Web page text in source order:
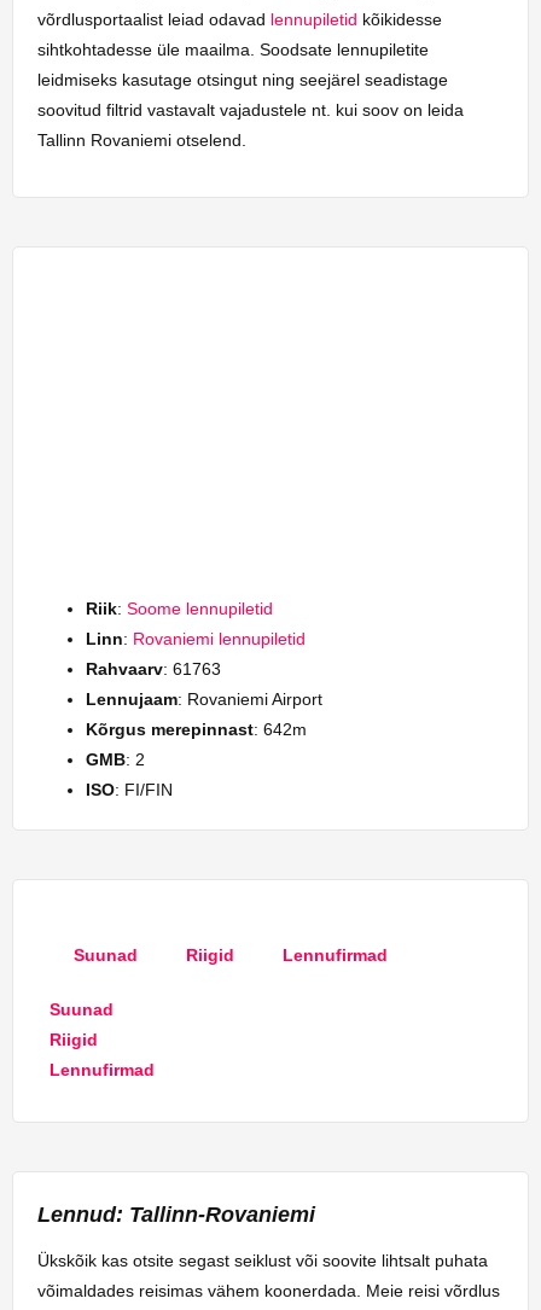
võrdlusportaalist leiad odavad lennupiletid kõikidesse
sihtkohtadesse üle maailma. Soodsate lennupiletite
leidmiseks kasutage otsingut ning seejärel seadistage
soovitud filtrid vastavalt vajadustele nt. kui soov on leida
Tallinn Rovaniemi otselend.
Riik: Soome lennupiletid
Linn: Rovaniemi lennupiletid
Rahvaarv: 61763
Lennujaam: Rovaniemi Airport
Kõrgus merepinnast: 642m
GMB: 2
ISO: FI/FIN
Suunad Riigid Lennufirmad
Suunad
Riigid
Lennufirmad
Lennud: Tallinn-Rovaniemi
Ükskõik kas otsite segast seiklust või soovite lihtsalt puhata
võimaldades reisimas vähem koonerdada. Meie reisi võrdlus